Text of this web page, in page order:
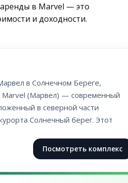
в Marvel — это
и доходности.
в Солнечном Береге,
Marvel (Марвел) — современный
в северной части
Солнечный берег. Этот
Посмотреть комплекс